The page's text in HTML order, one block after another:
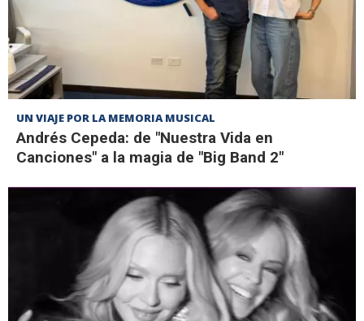
UN VIAJE POR LA MEMORIA MUSICAL
Andrés Cepeda: de "Nuestra Vida en
Canciones" a la magia de "Big Band 2"